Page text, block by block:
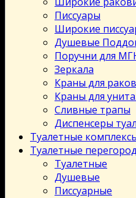
Писсуары
Широкие
Душевые
Поручни для
Зеркала
Краны для
Краны для
Сливные трапы
Диспенсеры
Туалетные
Туалетные
Туалетные
Душевые
Писсуарные